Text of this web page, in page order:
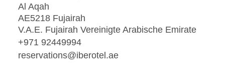
Al Aqah
AE5218 Fujairah
V.A.E. Fujairah Vereinigte Arabische Emirate
+971 92449994
reservations@iberotel.ae